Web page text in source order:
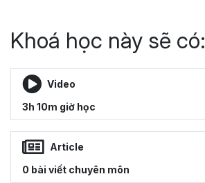
Khoá học này sẽ có:
Video
3h 10m giờ học
Article
0 bài viết chuyên môn